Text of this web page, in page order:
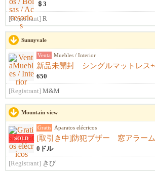
＄3
[Registrant] R
Sunnyvale
Venta Muebles / Interior
650
[Registrant] M&M
Mountain view
SOLD
Gratis Aparatos elécricos
[取引き中]防犯ブザー 窓アラーム
0ドル
[Registrant] きび